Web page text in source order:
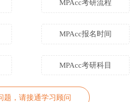
MPAcc考研流程
MPAcc报名时间
MPAcc考研科目
题，请接通学习顾问